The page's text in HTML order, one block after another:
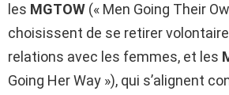
les MGTOW (« Men Going Their
choisissent de se retirer
relations avec les femmes, et les
Going Her Way »), qui s’alignent